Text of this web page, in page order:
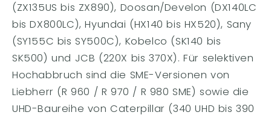
(ZX135US bis ZX890), Doosan/Develon (DX140LC
bis DX800LC), Hyundai (HX140 bis HX520), Sany
(SY155C bis SY500C), Kobelco (SK140 bis
SK500) und JCB (220X bis 370X). Für selektiven
Hochabbruch sind die SME-Versionen von
Liebherr (R 960 / R 970 / R 980 SME) sowie die
UHD-Baureihe von Caterpillar (340 UHD bis 390